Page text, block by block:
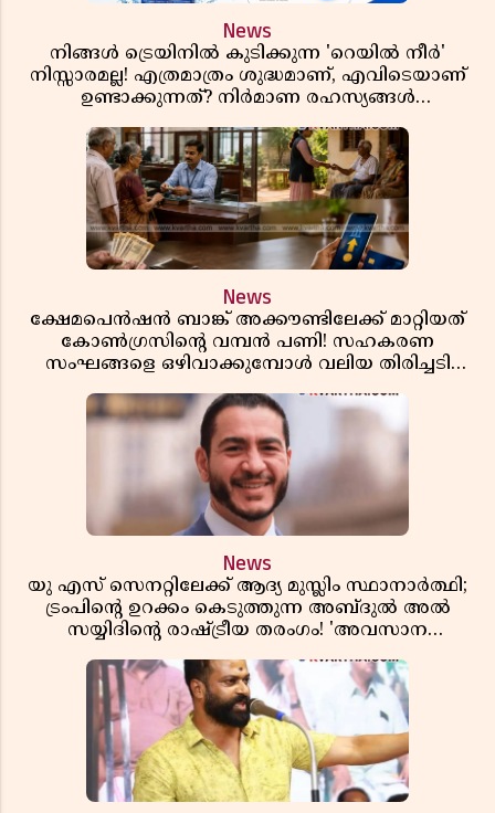
News
നിങ്ങൾ ട്രെയിനിൽ കുടിക്കുന്ന 'റെയിൽ നീർ'
നിസ്സാരമല്ല! എത്രമാത്രം ശുദ്ധമാണ്, എവിടെയാണ്
ഉണ്ടാക്കുന്നത്? നിർമാണ രഹസ്യങ്ങൾ
News
ക്ഷേമപെൻഷൻ ബാങ്ക് അക്കൗണ്ടിലേക്ക് മാറ്റിയത്
കോൺഗ്രസിന്റെ വമ്പൻ പണി! സഹകരണ
സംഘങ്ങളെ ഒഴിവാക്കുമ്പോൾ വലിയ തിരിച്ചടി
News
യു എസ് സെനറ്റിലേക്ക് ആദ്യ മുസ്ലിം സ്ഥാനാർത്ഥി;
ട്രംപിന്റെ ഉറക്കം കെടുത്തുന്ന അബ്ദുൽ അൽ
സയ്യിദിന്റെ രാഷ്ട്രീയ തരംഗം! 'അവസാന